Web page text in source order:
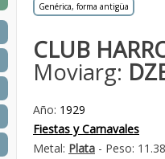
Genérica, forma antigüa
CLUB
Moviarg:
Año: 1929
Fiestas y Carnavales
Metal: Plata - Peso: